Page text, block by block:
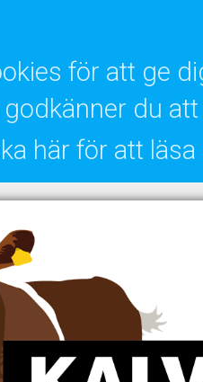
för att ge
du
här för att